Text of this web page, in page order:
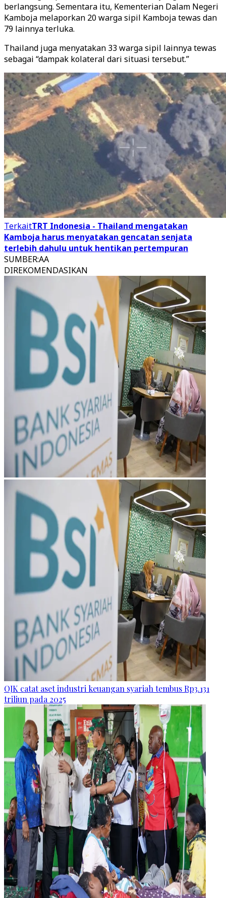
berlangsung. Sementara itu, Kementerian Dalam Negeri
Kamboja melaporkan 20 warga sipil Kamboja tewas dan
79 lainnya terluka.
Thailand juga menyatakan 33 warga sipil lainnya tewas
sebagai “dampak kolateral dari situasi tersebut.”
TerkaitTRT Indonesia - Thailand mengatakan
Kamboja harus menyatakan gencatan senjata
terlebih dahulu untuk hentikan pertempuran
SUMBER:AA
DIREKOMENDASIKAN
OJK catat aset industri keuangan syariah tembus Rp3.131
triliun pada 2025